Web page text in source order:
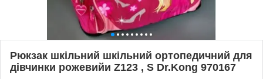
Рюкзак шкільний шкільний ортопедичний для
дівчинки рожевийи Z123 , S Dr.Kong 970167